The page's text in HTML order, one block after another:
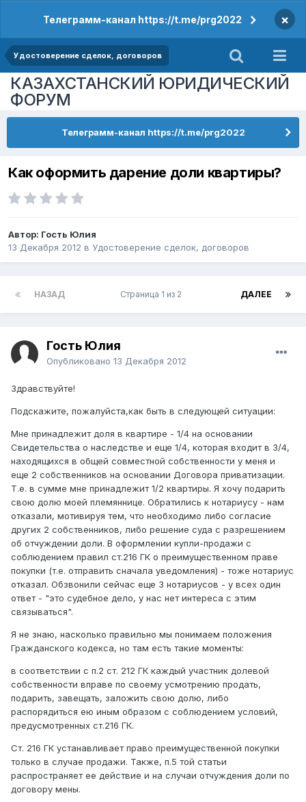
Телеграмм-канал https://t.me/prg2022 ×
Удостоверение сделок, договоров
КАЗАХСТАНСКИЙ ЮРИДИЧЕСКИЙ
ФОРУМ
Телеграмм-канал https://t.me/prg2022
Как оформить дарение доли квартиры?
Автор: Гость Юлия
13 Декабря 2012 в Удостоверение сделок, договоров
НАЗАД ДАЛЕЕ
Страница 1 из 2
Гость Юлия
Опубликовано 13 Декабря 2012
Здравствуйте!
Подскажите, пожалуйста,как быть в следующей ситуации:
Мне принадлежит доля в квартире - 1/4 на основании
Свидетельства о наследстве и еще 1/4, которая входит в 3/4,
находящихся в общей совместной собственности у меня и
еще 2 собственников на основании Договора приватизации.
Т.е. в сумме мне принадлежит 1/2 квартиры. Я хочу подарить
свою долю моей племяннице. Обратились к нотариусу - нам
отказали, мотивируя тем, что необходимо либо согласие
других 2 собственников, либо решение суда с разрешением
об отчуждении доли. В оформлении купли-продажи с
соблюдением правил ст.216 ГК о преимущественном праве
покупки (т.е. отправить сначала уведомления) - тоже нотариус
отказал. Обзвонили сейчас еще 3 нотариусов - у всех один
ответ - "это судебное дело, у нас нет интереса с этим
связываться".
Я не знаю, насколько правильно мы понимаем положения
Гражданского кодекса, но там есть такие моменты:
в соответствии с п.2 ст. 212 ГК каждый участник долевой
собственности вправе по своему усмотрению продать,
подарить, завещать, заложить свою долю, либо
распорядиться ею иным образом с соблюдением условий,
предусмотренных ст.216 ГК.
Ст. 216 ГК устанавливает право преимущественной покупки
только в случае продажи. Также, п.5 той статьи
распространяет ее действие и на случаи отчуждения доли по
договору мены.